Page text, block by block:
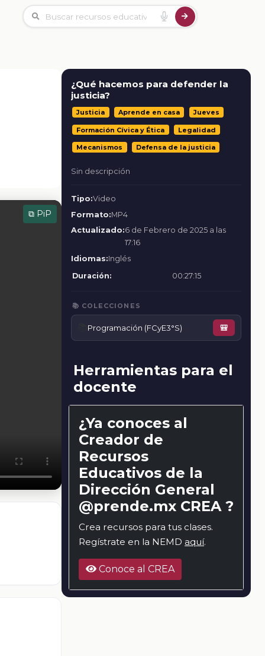
⧉ PiP
¿Qué hacemos para defender la
justicia?
Justicia Aprende en casa Jueves
Formación Cívica y Ética Legalidad
Mecanismos Defensa de la justicia
Sin descripción
Tipo:Video
Formato:MP4
Actualizado:6 de Febrero de 2025 a las
17:16
Idiomas:Inglés
Duración:
00:27:15
📚 COLECCIONES
Programación (FCyE3°S) 🎒
Herramientas para el
docente
¿Ya conoces al
Creador de
Recursos
Educativos de la
Dirección General
@prende.mx CREA ?
Crea recursos para tus clases.
Regístrate en la NEMD aquí.
Conoce al CREA